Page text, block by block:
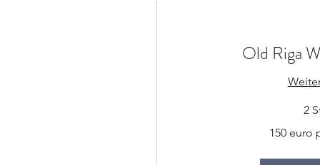
Old Riga
2
150 euro